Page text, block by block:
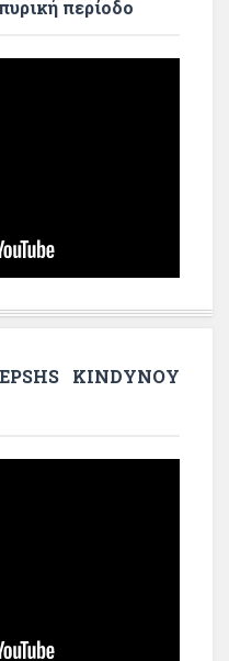
περίοδο
KINDYNOY